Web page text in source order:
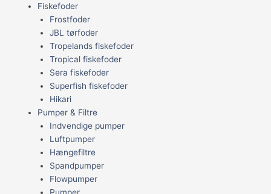
Fiskefoder
Frostfoder
JBL tørfoder
Tropelands fiskefoder
Tropical fiskefoder
Sera fiskefoder
Superfish fiskefoder
Hikari
Pumper & Filtre
Indvendige pumper
Luftpumper
Hængefiltre
Spandpumper
Flowpumper
Pumper